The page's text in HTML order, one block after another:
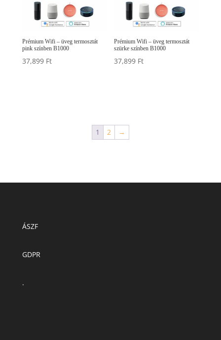
Prémium Wifi – üveg termosztát
pink színben B1000
37,899 Ft
Prémium Wifi – üveg termosztát
szürke színben B1000
37,899 Ft
1 2 →
ÁSZF
GDPR
.